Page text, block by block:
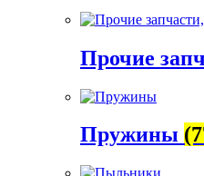
Прочие
Пружины